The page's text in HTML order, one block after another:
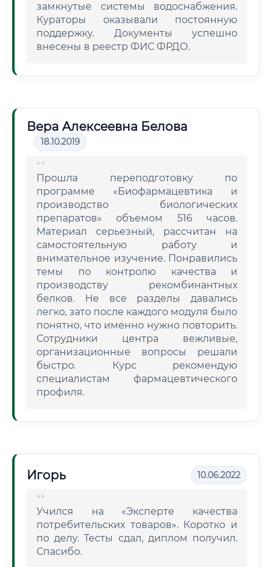
замкнутые системы водоснабжения.
Кураторы оказывали постоянную
поддержку. Документы успешно
внесены в реестр ФИС ФРДО.
Вера Алексеевна Белова
18.10.2019
Прошла переподготовку по
программе «Биофармацевтика и
производство биологических
препаратов» объемом 516 часов.
Материал серьезный, рассчитан на
самостоятельную работу и
внимательное изучение. Понравились
темы по контролю качества и
производству рекомбинантных
белков. Не все разделы давались
легко, зато после каждого модуля было
понятно, что именно нужно повторить.
Сотрудники центра вежливые,
организационные вопросы решали
быстро. Курс рекомендую
специалистам фармацевтического
профиля.
Игорь 10.06.2022
Учился на «Эксперте качества
потребительских товаров». Коротко и
по делу. Тесты сдал, диплом получил.
Спасибо.